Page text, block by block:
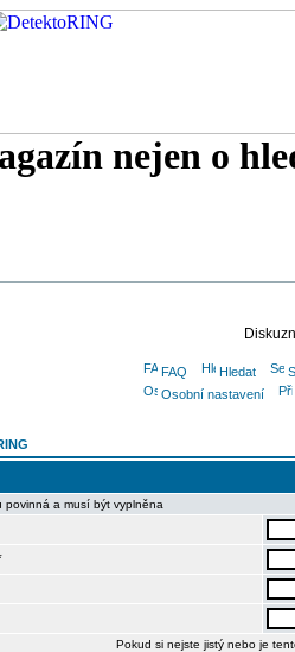
nejen o
FAQ Hledat
Osobní nastavení
povinná a musí být vyplněna
Pokud si nejste jistý nebo je